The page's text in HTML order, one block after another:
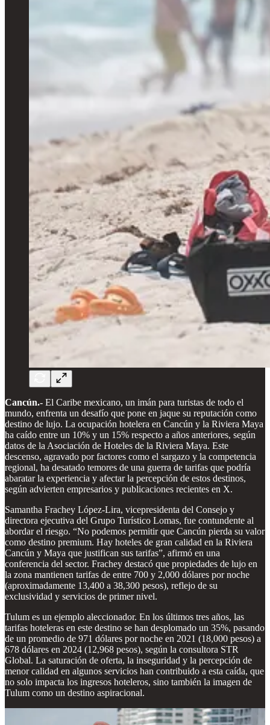
Cancún.- El Caribe mexicano, un imán para turistas de todo el
mundo, enfrenta un desafío que pone en jaque su reputación como
destino de lujo. La ocupación hotelera en Cancún y la Riviera Maya
ha caído entre un 10% y un 15% respecto a años anteriores, según
datos de la Asociación de Hoteles de la Riviera Maya. Este
descenso, agravado por factores como el sargazo y la competencia
regional, ha desatado temores de una guerra de tarifas que podría
abaratar la experiencia y afectar la percepción de estos destinos,
según advierten empresarios y publicaciones recientes en X.
Samantha Frachey López-Lira, vicepresidenta del Consejo y
directora ejecutiva del Grupo Turístico Lomas, fue contundente al
abordar el riesgo. “No podemos permitir que Cancún pierda su valor
como destino premium. Hay hoteles de gran calidad en la Riviera
Cancún y Maya que justifican sus tarifas”, afirmó en una
conferencia del sector. Frachey destacó que propiedades de lujo en
la zona mantienen tarifas de entre 700 y 2,000 dólares por noche
(aproximadamente 13,400 a 38,300 pesos), reflejo de su
exclusividad y servicios de primer nivel.
Tulum es un ejemplo aleccionador. En los últimos tres años, las
tarifas hoteleras en este destino se han desplomado un 35%, pasando
de un promedio de 971 dólares por noche en 2021 (18,000 pesos) a
678 dólares en 2024 (12,968 pesos), según la consultora STR
Global. La saturación de oferta, la inseguridad y la percepción de
menor calidad en algunos servicios han contribuido a esta caída, que
no solo impacta los ingresos hoteleros, sino también la imagen de
Tulum como un destino aspiracional.